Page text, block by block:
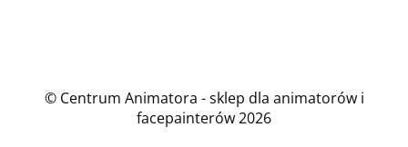
© Centrum Animatora - sklep dla animatorów i
facepainterów 2026